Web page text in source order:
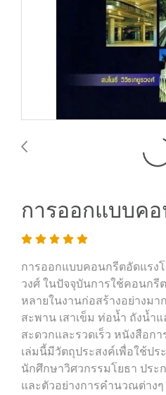
การออกแบบค
การออกแบบคอนกรีตอัดแรง
วงศ์ ในปัจจุบันการใช้คอนกรี
หลายในงานก่อสร้างอย่างมา
สะพาน เสาเข็ม ท่อน้ำ ถังน้ำ
สะดวกและรวดเร็ว หนังสือก
เล่มนี้มีวัตถุประสงค์เพื่อใช้ปร
นักศึกษาวิศวกรรมโยธา ปร
และตัวอย่างการคำนวณต่าง